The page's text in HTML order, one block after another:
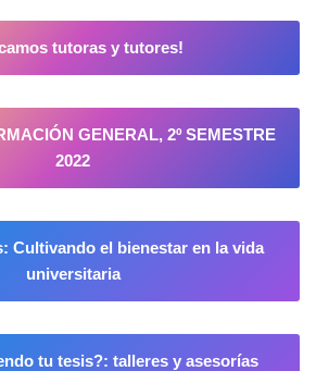
tutoras y tutores!
GENERAL, 2º SEMESTRE
2022
Cultivando el bienestar en la vida
universitaria
tu tesis?: talleres y asesorías